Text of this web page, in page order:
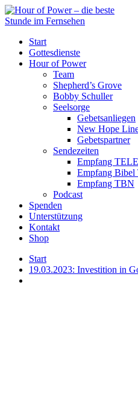
Start
Gottesdienste
Hour of Power
Team
Shepherd’s Grove
Bobby Schuller
Seelsorge
Gebetsanliegen
New Hope
Gebetspartner
Sendezeiten
Empfang
Empfang
Empfang TBN
Podcast
Spenden
Unterstützung
Kontakt
Shop
Start
19.03.2023: Investition in